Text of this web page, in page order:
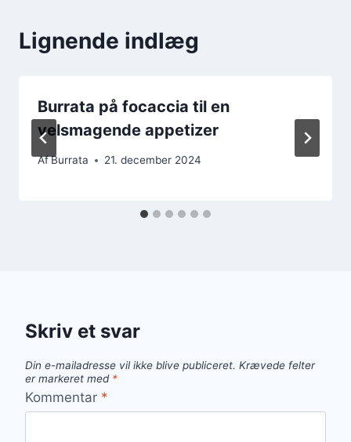
Lignende indlæg
Burrata på focaccia til en
velsmagende appetizer
AfBurrata 21. december 2024
Skriv et svar
Din e-mailadresse vil ikke blive publiceret. Krævede felter
er markeret med *
Kommentar *